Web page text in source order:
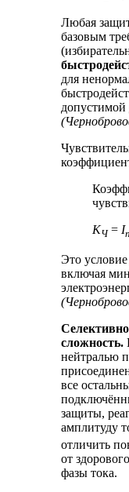
Любая
базовым
для
допустимой
КЧ= I
Это
включая
сложность.
нейтралью
все
защиты,
амплитуду
отличить
от
фазы тока.